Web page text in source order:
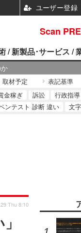
/ 新製品･サービス /
取材予定 表記基準
金稼ぎ 訴訟 行政指導
ンテスト 診断 違い 文
Thu 8:10
Scan
ユーザー登録